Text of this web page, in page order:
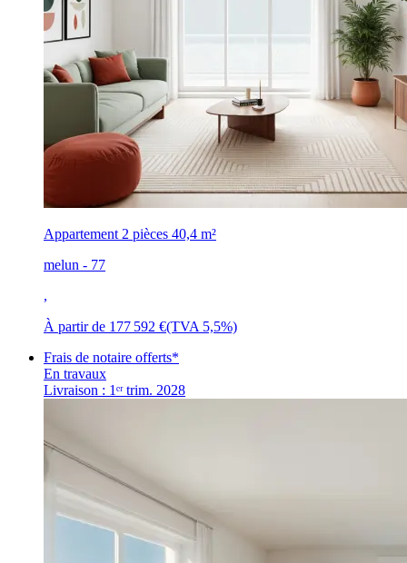
Appartement 2 pièces 40,4 m²
melun - 77
,
À partir de 177 592 €(TVA 5,5%)
Frais de notaire offerts*
En travaux
Livraison : 1ᵉʳ trim. 2028